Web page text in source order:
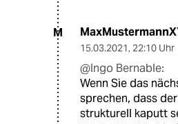
M
15.03.2021, 22:10 Uhr
@Ingo Bernable:
Wenn Sie das
sprechen, dass
strukturell kaputt